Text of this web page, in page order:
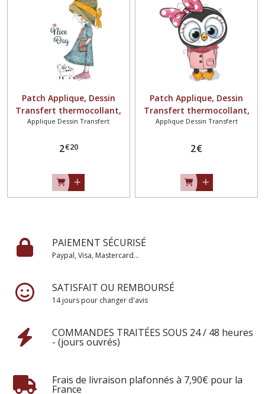
Patch Applique, Dessin
Transfert thermocollant,
PETITE FILLE et CHAT, Nice
sérigraphie à repasser -
Applique Dessin Transfert
2€20
Patch Applique, Dessin
Transfert thermocollant,
PINGOUIN FILLE NOEUD
sérigraphie à repasser -
Applique Dessin Transfert
2€
PAIEMENT SÉCURISÉ
Paypal, Visa, Mastercard...
SATISFAIT OU REMBOURSÉ
14 jours pour changer d'avis
COMMANDES TRAITÉES SOUS 24 / 48 heures
- (jours ouvrés)
Frais de livraison plafonnés à 7,90€ pour la
France